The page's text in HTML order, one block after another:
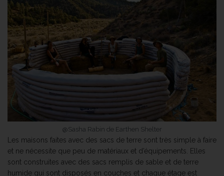
@Sasha Rabin de Earthen Shelter
Les maisons faites avec des sacs de terre sont très simple à faire
et ne nécessite que peu de matériaux et d’équipements. Elles
sont construites avec des sacs remplis de sable et de terre
humide qui sont disposés en couches et chaque étage est